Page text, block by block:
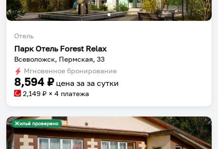
Отель
Парк Отель Forest Relax
Всеволожск, Пермская, 33
Мгновенное бронирование
8,594 ₽ цена за за сутки
2,149 ₽ × 4 платежа
Жильё проверено